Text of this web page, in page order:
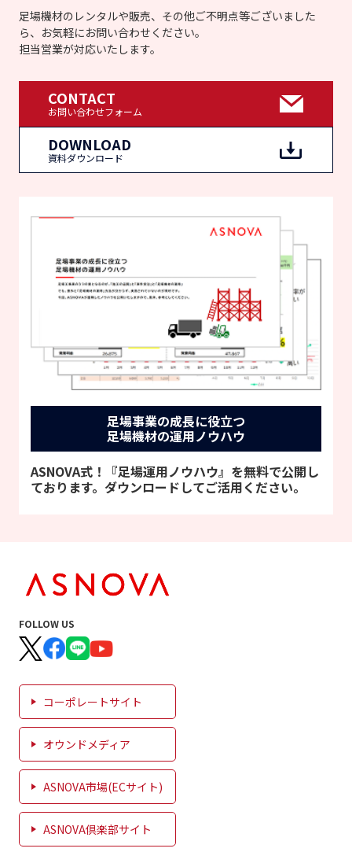
足場機材のレンタルや販売、その他ご不明点等ございました
ら、お気軽にお問い合わせください。
担当営業が対応いたします。
DOWNLOAD
資料ダウンロード
CONTACT
お問い合わせフォーム
足場事業の成長に役立つ
足場機材の運用ノウハウ
ASNOVA式！『足場運用ノウハウ』を無料で公開し
ております。ダウンロードしてご活用ください。
FOLLOW US
コーポレートサイト
オウンドメディア
ASNOVA市場(ECサイト)
ASNOVA倶楽部サイト